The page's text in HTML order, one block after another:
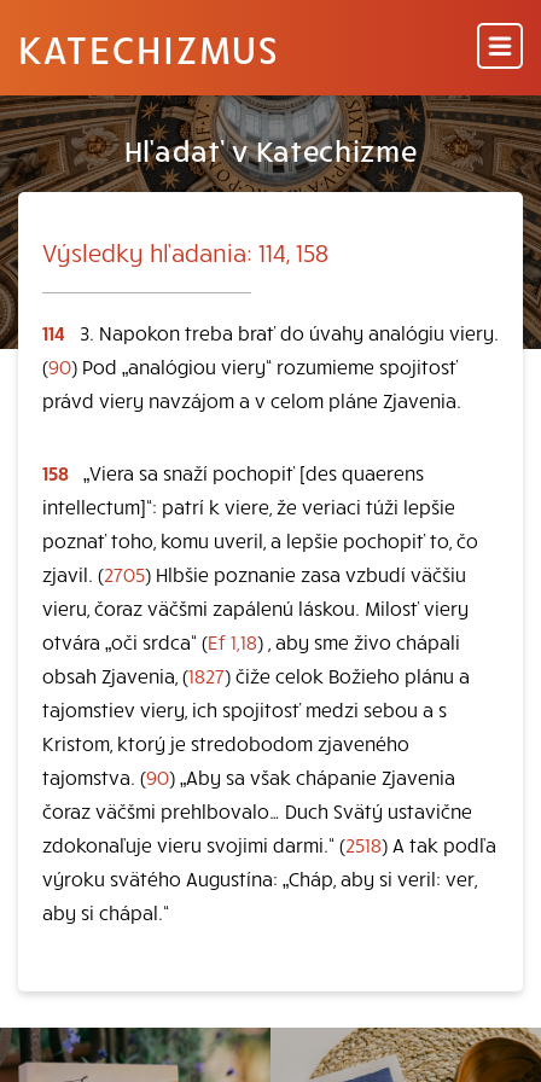
KATECHIZMUS
Hľadať v Katechizme
Výsledky hľadania: 114, 158
114
3. Napokon treba brať do úvahy analógiu viery.
(90) Pod „analógiou viery“ rozumieme spojitosť
právd viery navzájom a v celom pláne Zjavenia.
158 „Viera sa snaží pochopiť [des quaerens
intellectum]“: patrí k viere, že veriaci túži lepšie
poznať toho, komu uveril, a lepšie pochopiť to, čo
zjavil. (2705) Hlbšie poznanie zasa vzbudí väčšiu
vieru, čoraz väčšmi zapálenú láskou. Milosť viery
otvára „oči srdca“ (Ef 1,18) , aby sme živo chápali
obsah Zjavenia, (1827) čiže celok Božieho plánu a
tajomstiev viery, ich spojitosť medzi sebou a s
Kristom, ktorý je stredobodom zjaveného
tajomstva. (90) „Aby sa však chápanie Zjavenia
čoraz väčšmi prehlbovalo… Duch Svätý ustavične
zdokonaľuje vieru svojimi darmi.“ (2518) A tak podľa
výroku svätého Augustína: „Cháp, aby si veril: ver,
aby si chápal.“